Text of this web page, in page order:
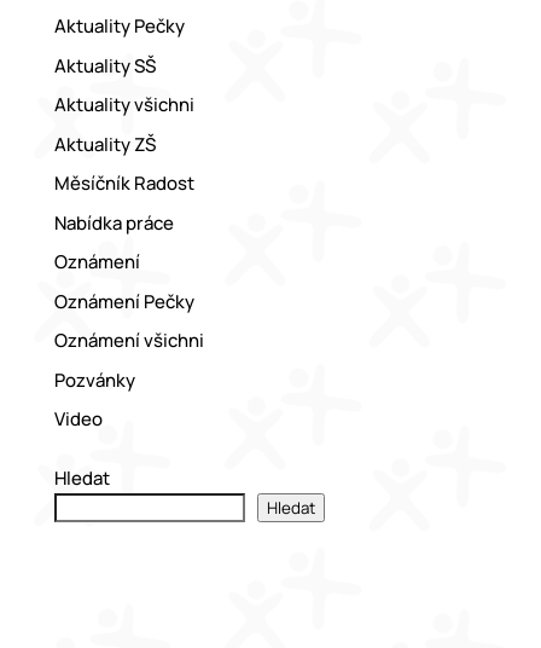
Aktuality Pečky
Aktuality SŠ
Aktuality všichni
Aktuality ZŠ
Měsíčník Radost
Nabídka práce
Oznámení
Oznámení Pečky
Oznámení všichni
Pozvánky
Video
Hledat
Hledat